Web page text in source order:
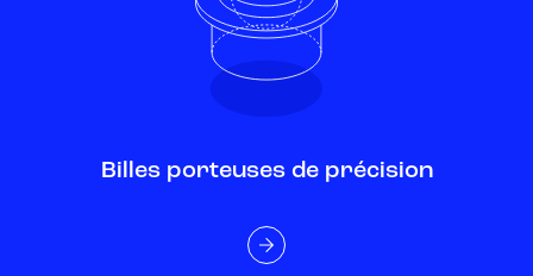
Billes porteuses de précision